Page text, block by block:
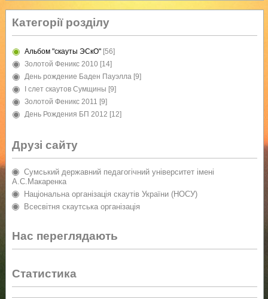
Категорії розділу
Альбом "скауты ЭСкО" [56]
Золотой Феникс 2010 [14]
День рождение Баден Пауэлла [9]
I слет скаутов Сумщины [9]
Золотой Феникс 2011 [9]
День Рождения БП 2012 [12]
Друзі сайту
Сумський державний педагогічний університет імені
А.С.Макаренка
Національна організація скаутів України (НОСУ)
Всесвітня скаутська організація
Нас переглядають
Статистика